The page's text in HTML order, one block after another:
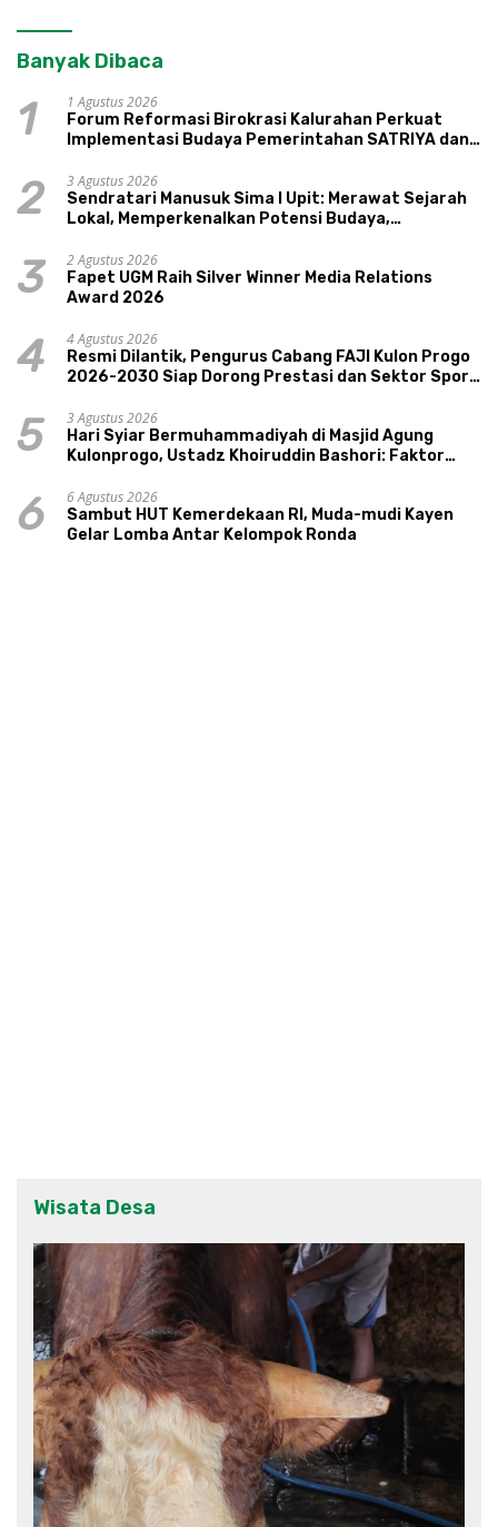
Banyak Dibaca
1
1 Agustus 2026
Forum Reformasi Birokrasi Kalurahan Perkuat
Implementasi Budaya Pemerintahan SATRIYA dan
2
3 Agustus 2026
Sendratari Manusuk Sima I Upit: Merawat Sejarah
Lokal, Memperkenalkan Potensi Budaya,
3
2 Agustus 2026
Fapet UGM Raih Silver Winner Media Relations
Award 2026
4
4 Agustus 2026
Resmi Dilantik, Pengurus Cabang FAJI Kulon Progo
2026-2030 Siap Dorong Prestasi dan Sektor Sport
5
3 Agustus 2026
Hari Syiar Bermuhammadiyah di Masjid Agung
Kulonprogo, Ustadz Khoiruddin Bashori: Faktor
6
6 Agustus 2026
Sambut HUT Kemerdekaan RI, Muda-mudi Kayen
Gelar Lomba Antar Kelompok Ronda
Wisata Desa